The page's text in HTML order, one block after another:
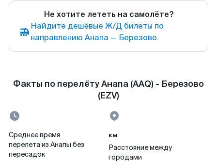
Не хотите лететь на самолёте?
Найдите дешёвые Ж/Д билеты по
направлению Анапа — Березово.
Факты по перелёту Анапа (AAQ) - Березово
(EZV)
Среднее время
перелета из Анапы без
пересадок
км
Расстояние между
городами